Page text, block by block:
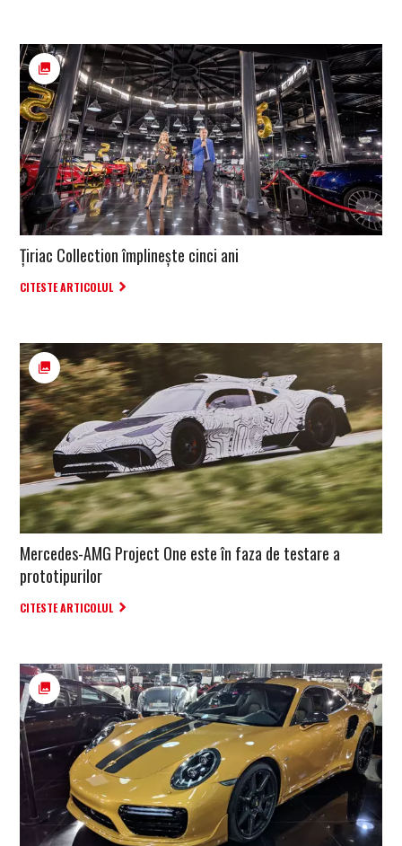
Țiriac Collection împlinește cinci ani
CITESTE ARTICOLUL
Mercedes-AMG Project One este în faza de testare a
prototipurilor
CITESTE ARTICOLUL